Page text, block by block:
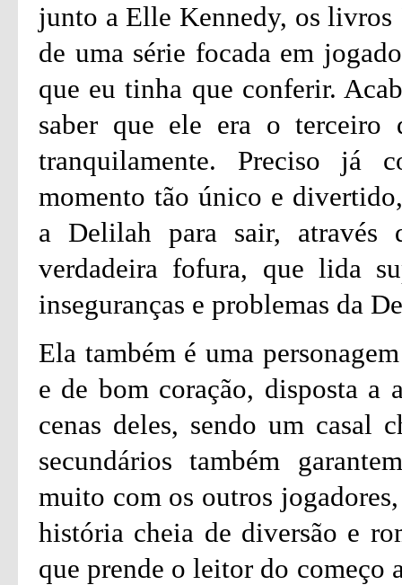
junto a Elle Kennedy, os
de uma série focada em
que eu tinha que conferir.
saber que ele era o terceiro
tranquilamente. Preciso já
momento tão único e
a Delilah para sair, através
verdadeira fofura, que lida
inseguranças e problemas da
Ela também é uma
e de bom coração, disposta a
cenas deles, sendo um casal
secundários também
muito com os outros
história cheia de diversão e
que prende o leitor do